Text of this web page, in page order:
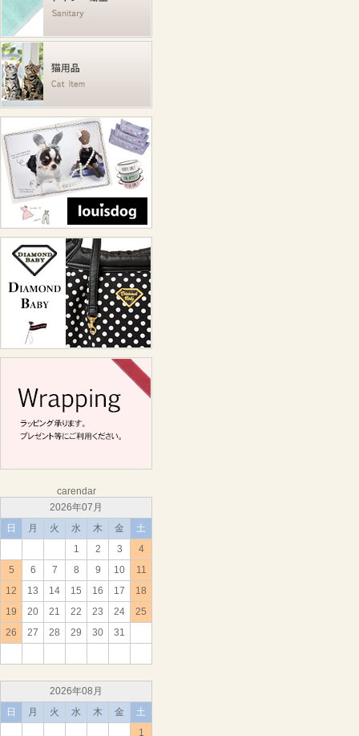
carendar
2026年07月
日
月 火 水 木 金
土
1
2 3
4
5
6 7 8 9 10
11
12
13 14 15 16 17
18
19
20 21 22 23 24
25
26
27 28 29 30 31
2026年08月
日
月 火 水 木 金
土
1